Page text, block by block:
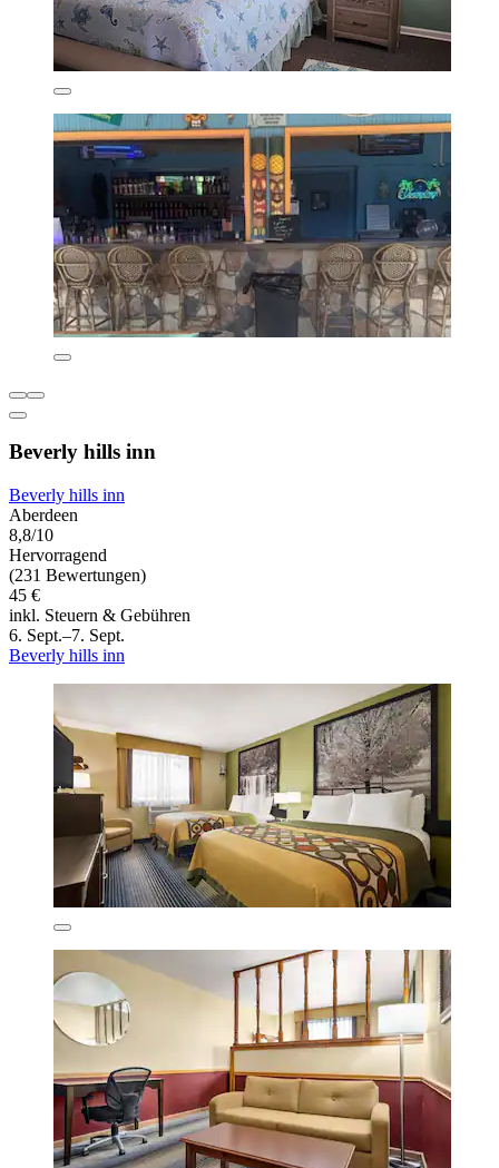
Beverly hills inn
Beverly hills inn
Aberdeen
8,8/10
Hervorragend
(231 Bewertungen)
45 €
inkl. Steuern & Gebühren
6. Sept.–7. Sept.
Beverly hills inn